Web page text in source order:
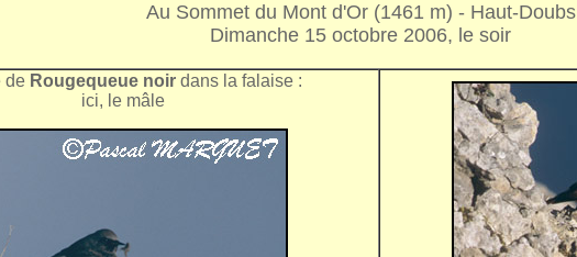
Au Sommet du Mont d'Or (1461 m) - Haut-Doubs
Dimanche 15 octobre 2006, le soir
de Rougequeue noir dans la falaise :
ici, le mâle